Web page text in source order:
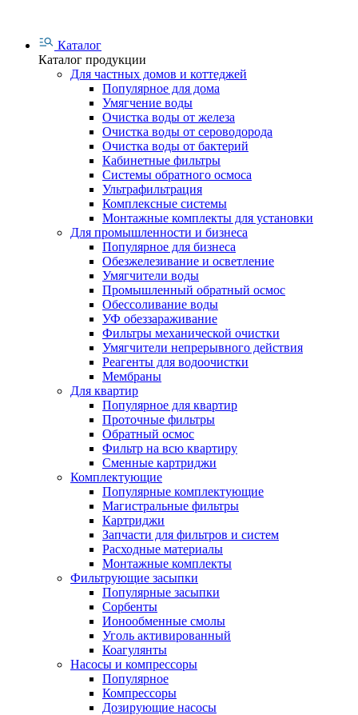
Каталог
Каталог продукции
Для частных домов и коттеджей
Популярное для дома
Умягчение воды
Очистка воды от железа
Очистка воды от сероводорода
Очистка воды от бактерий
Кабинетные фильтры
Системы обратного осмоса
Ультрафильтрация
Комплексные системы
Монтажные комплекты для установки
Для промышленности и бизнеса
Популярное для бизнеса
Обезжелезивание и осветление
Умягчители воды
Промышленный обратный осмос
Обессоливание воды
УФ обеззараживание
Фильтры механической очистки
Умягчители непрерывного действия
Реагенты для водоочистки
Мембраны
Для квартир
Популярное для квартир
Проточные фильтры
Обратный осмос
Фильтр на всю квартиру
Сменные картриджи
Комплектующие
Популярные комплектующие
Магистральные фильтры
Картриджи
Запчасти для фильтров и систем
Расходные материалы
Монтажные комплекты
Фильтрующие засыпки
Популярные засыпки
Сорбенты
Ионообменные смолы
Уголь активированный
Коагулянты
Насосы и компрессоры
Популярное
Компрессоры
Дозирующие насосы